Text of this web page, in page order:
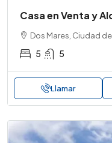
Casa en Venta y
Dos Mares, Ciudad
5 5
Llamar